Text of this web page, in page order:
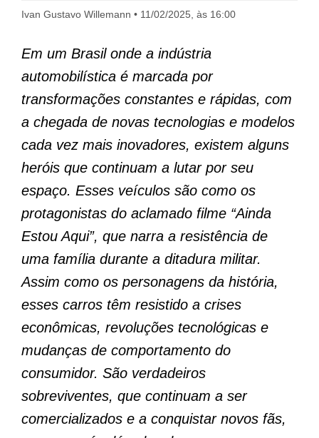
Ivan Gustavo Willemann 11/02/2025, às 16:00
Em um Brasil onde a indústria
automobilística é marcada por
transformações constantes e rápidas, com
a chegada de novas tecnologias e modelos
cada vez mais inovadores, existem alguns
heróis que continuam a lutar por seu
espaço. Esses veículos são como os
protagonistas do aclamado filme “Ainda
Estou Aqui”, que narra a resistência de
uma família durante a ditadura militar.
Assim como os personagens da história,
esses carros têm resistido a crises
econômicas, revoluções tecnológicas e
mudanças de comportamento do
consumidor. São verdadeiros
sobreviventes, que continuam a ser
comercializados e a conquistar novos fãs,